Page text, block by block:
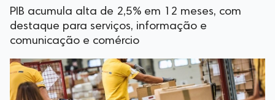
PIB acumula alta de 2,5% em 12 meses, com
destaque para serviços, informação e
comunicação e comércio